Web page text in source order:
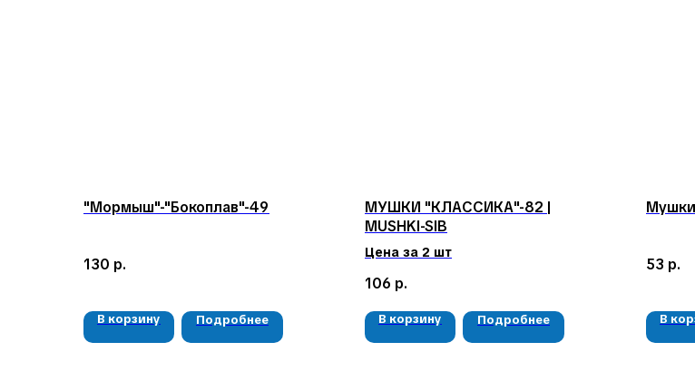
"Мормыш"-"Бокоплав"-49
130 р.
В корзину Подробнее
МУШКИ "КЛАССИКА"-82 |
MUSHKI-SIB
Цена за 2 шт
106 р.
В корзину Подробнее
53 р.
В